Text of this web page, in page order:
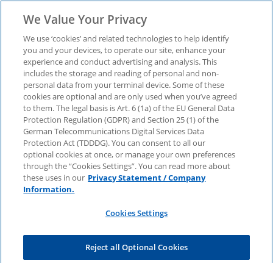
Value Case der SAP
S/4HANA-Umstellung
und
Entscheidungsvorlage
Die Chancen der Digitalisierung
We Value Your Privacy
We use ‘cookies’ and related technologies to help identify
you and your devices, to operate our site, enhance your
experience and conduct advertising and analysis. This
includes the storage and reading of personal and non-
personal data from your terminal device. Some of these
cookies are optional and are only used when you’ve agreed
to them. The legal basis is Art. 6 (1a) of the EU General Data
Protection Regulation (GDPR) and Section 25 (1) of the
German Telecommunications Digital Services Data
Protection Act (TDDDG). You can consent to all our
optional cookies at once, or manage your own preferences
through the “Cookies Settings”. You can read more about
these uses in our Privacy Statement / Company
Information.
Cookies Settings
Reject all Optional Cookies